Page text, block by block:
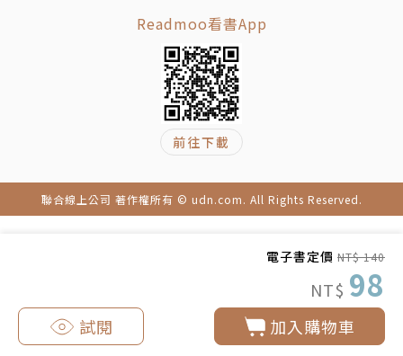
電子書定價 NT$ 140
NT$ 98
加入購物車
試閱
Readmoo看書App
前往下載
聯合線上公司 著作權所有 © udn.com. All Rights Reserved.